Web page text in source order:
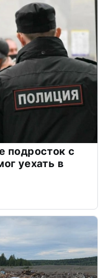
подросток с
уехать в